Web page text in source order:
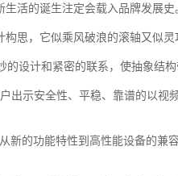
活的诞生注定会载入品牌发展
思，它似乘风破浪的滚轴又似
的设计和紧密的联系，使抽象
示安全性、平稳、靠谱的以视
新的功能特性到高性能设备的兼